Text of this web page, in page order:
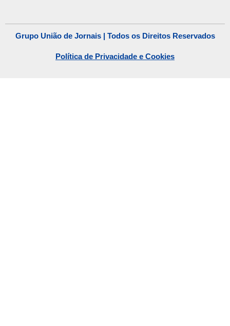
Grupo União de Jornais | Todos os Direitos Reservados
Política de Privacidade e Cookies